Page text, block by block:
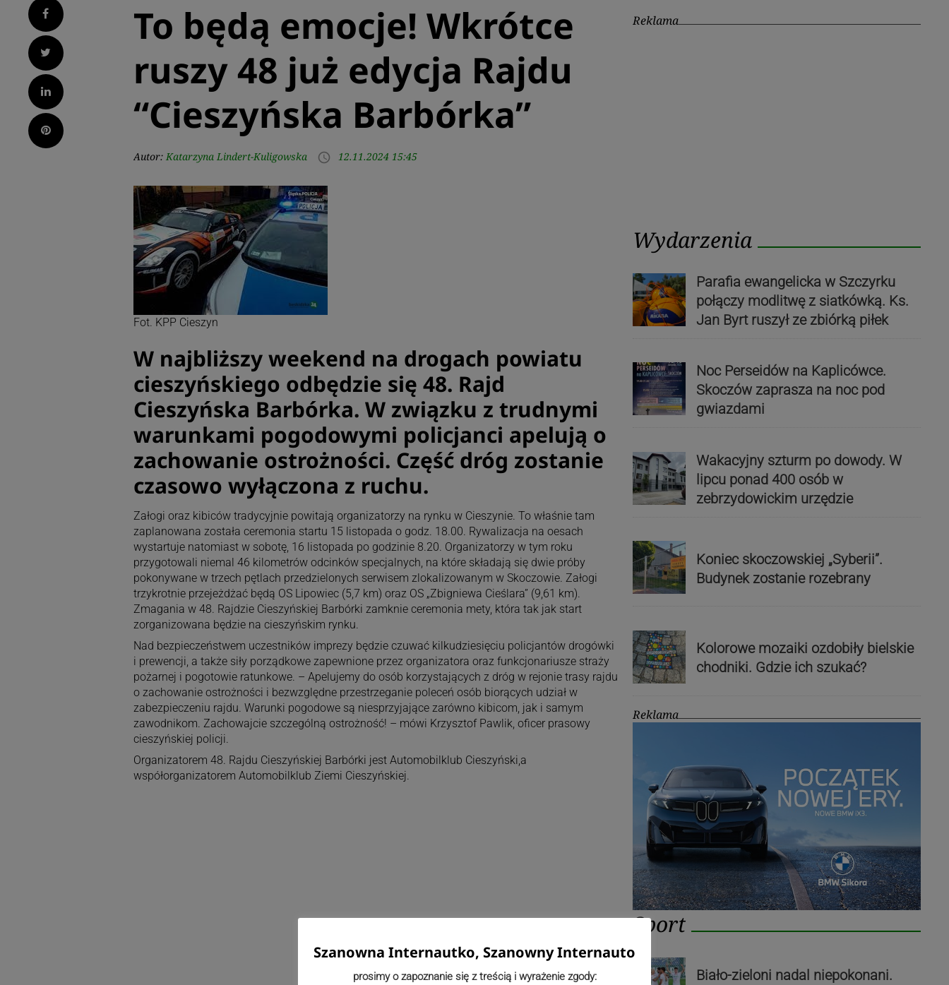
Facebook
Twitter
LinkedIn
Pinterest
To będą emocje! Wkrótce
ruszy 48 już edycja Rajdu
“Cieszyńska Barbórka”
Autor: Katarzyna Lindert-Kuligowska access_time 12.11.2024 15:45
Fot. KPP Cieszyn
W najbliższy weekend na drogach powiatu
cieszyńskiego odbędzie się 48. Rajd
Cieszyńska Barbórka. W związku z trudnymi
warunkami pogodowymi policjanci apelują o
zachowanie ostrożności. Część dróg zostanie
czasowo wyłączona z ruchu.
Załogi oraz kibiców tradycyjnie powitają organizatorzy na rynku w Cieszynie. To właśnie tam
zaplanowana została ceremonia startu 15 listopada o godz. 18.00. Rywalizacja na oesach
wystartuje natomiast w sobotę, 16 listopada po godzinie 8.20. Organizatorzy w tym roku
przygotowali niemal 46 kilometrów odcinków specjalnych, na które składają się dwie próby
pokonywane w trzech pętlach przedzielonych serwisem zlokalizowanym w Skoczowie. Załogi
trzykrotnie przejeżdżać będą OS Lipowiec (5,7 km) oraz OS „Zbigniewa Cieślara” (9,61 km).
Zmagania w 48. Rajdzie Cieszyńskiej Barbórki zamknie ceremonia mety, która tak jak start
zorganizowana będzie na cieszyńskim rynku.
Nad bezpieczeństwem uczestników imprezy będzie czuwać kilkudziesięciu policjantów drogówki
i prewencji, a także siły porządkowe zapewnione przez organizatora oraz funkcjonariusze straży
pożarnej i pogotowie ratunkowe. – Apelujemy do osób korzystających z dróg w rejonie trasy rajdu
o zachowanie ostrożności i bezwzględne przestrzeganie poleceń osób biorących udział w
zabezpieczeniu rajdu. Warunki pogodowe są niesprzyjające zarówno kibicom, jak i samym
zawodnikom. Zachowajcie szczególną ostrożność! – mówi Krzysztof Pawlik, oficer prasowy
cieszyńskiej policji.
Organizatorem 48. Rajdu Cieszyńskiej Barbórki jest Automobilklub Cieszyński,a
współorganizatorem Automobilklub Ziemi Cieszyńskiej.
Reklama
Wydarzenia
Parafia ewangelicka w Szczyrku
połączy modlitwę z siatkówką. Ks.
Jan Byrt ruszył ze zbiórką piłek
Noc Perseidów na Kaplicówce.
Skoczów zaprasza na noc pod
gwiazdami
Wakacyjny szturm po dowody. W
lipcu ponad 400 osób w
zebrzydowickim urzędzie
Koniec skoczowskiej „Syberii”.
Budynek zostanie rozebrany
Kolorowe mozaiki ozdobiły bielskie
chodniki. Gdzie ich szukać?
Reklama
Sport
Biało-zieloni nadal niepokonani.
Szanowna Internautko, Szanowny Internauto
prosimy o zapoznanie się z treścią i wyrażenie zgody: